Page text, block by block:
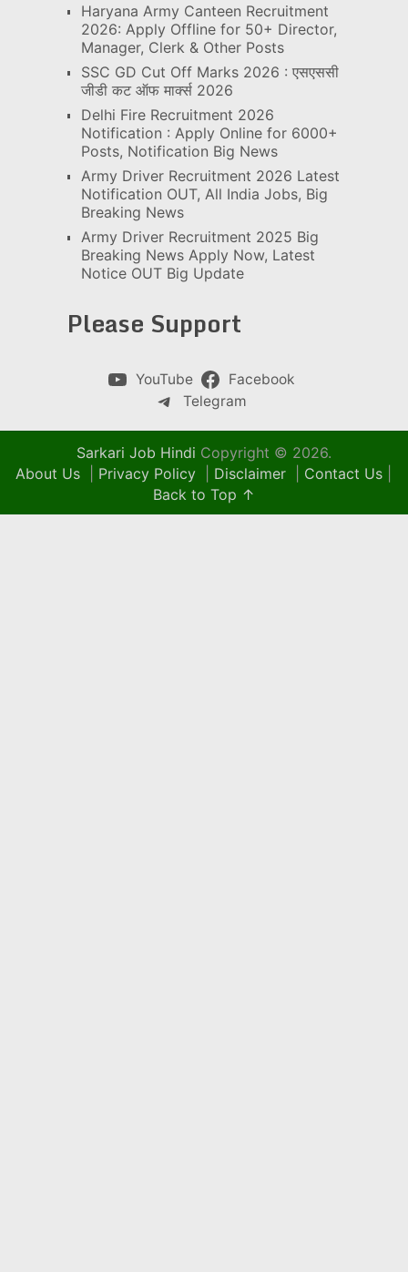
Haryana Army Canteen Recruitment
2026: Apply Offline for 50+ Director,
Manager, Clerk & Other Posts
SSC GD Cut Off Marks 2026 : एसएससी
जीडी कट ऑफ मार्क्स 2026
Delhi Fire Recruitment 2026
Notification : Apply Online for 6000+
Posts, Notification Big News
Army Driver Recruitment 2026 Latest
Notification OUT, All India Jobs, Big
Breaking News
Army Driver Recruitment 2025 Big
Breaking News Apply Now, Latest
Notice OUT Big Update
Please Support
YouTube
Facebook
Telegram
Sarkari Job Hindi Copyright © 2026.
About Us
Privacy Policy Disclaimer Contact Us
Back to Top ↑